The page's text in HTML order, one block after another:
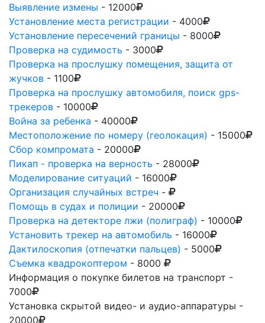
Выявление измены - 12000
Установление места регистрации - 4000
Установление пересечений границы - 8000
Проверка на судимость - 3000
Проверка на прослушку помещения, защита от
жучков - 1100
Проверка на прослушку автомобиля, поиск gps-
трекеров - 10000
Война за ребенка - 40000
Местоположение по номеру (геолокация) - 15000
Сбор компромата - 20000
Пикап - проверка на верность - 28000
Моделирование ситуаций - 16000
Организация случайных встреч -
Помощь в судах и полиции - 20000
Проверка на детекторе лжи (полиграф) - 10000
Установить трекер на автомобиль - 16000
Дактилоскопия (отпечатки пальцев) - 5000
Съемка квадрокоптером - 8000
Информация о покупке билетов на транспорт -
7000
Установка скрытой видео- и аудио-аппаратуры -
20000